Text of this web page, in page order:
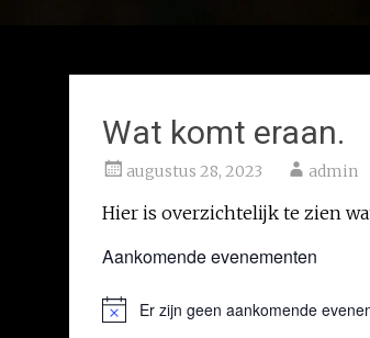
Wat komt eraan.
augustus 28, 2023 admin
Hier is overzichtelijk te zien
Aankomende evenementen
BerichtEr zijn geen aankomende